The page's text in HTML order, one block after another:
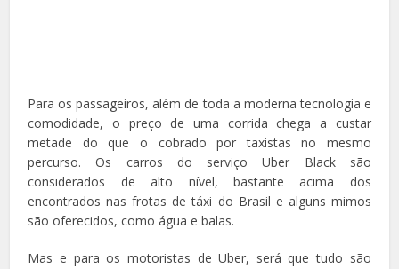
Para os passageiros, além de toda a moderna tecnologia e
comodidade, o preço de uma corrida chega a custar
metade do que o cobrado por taxistas no mesmo
percurso. Os carros do serviço Uber Black são
considerados de alto nível, bastante acima dos
encontrados nas frotas de táxi do Brasil e alguns mimos
são oferecidos, como água e balas.
Mas e para os motoristas de Uber, será que tudo são